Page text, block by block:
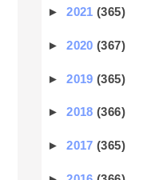
►2021(365)
►2020(367)
►2019(365)
►2018(366)
►2017(365)